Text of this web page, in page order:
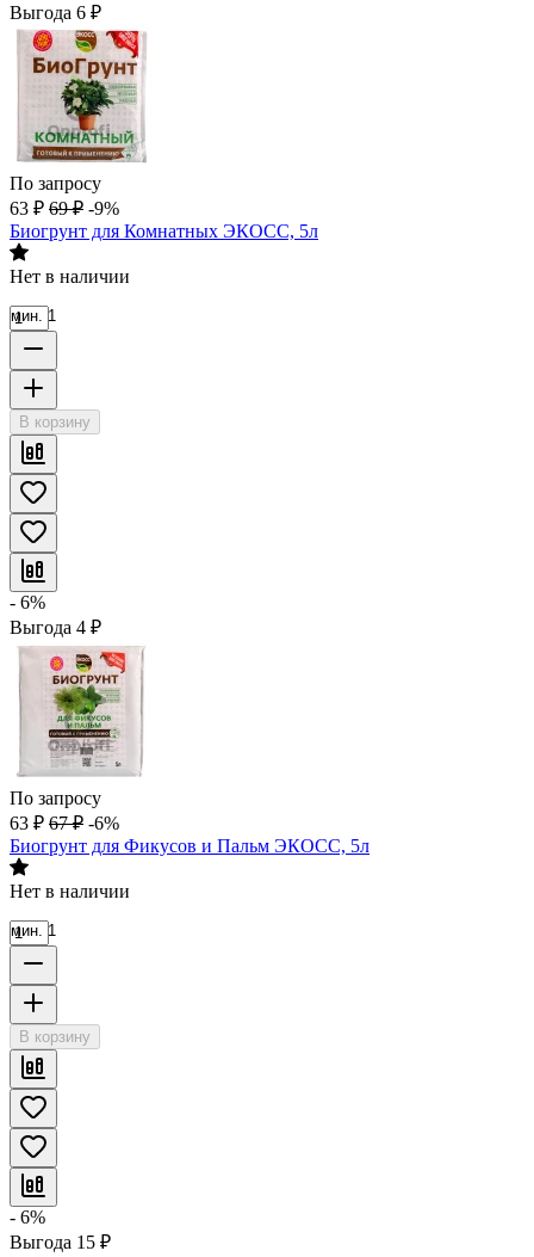
Выгода 6 ₽
По запросу
63 ₽ 69 ₽ -9%
Биогрунт для Комнатных ЭКОСС, 5л
Нет в наличии
мин. 1
В корзину
- 6%
Выгода 4 ₽
По запросу
63 ₽ 67 ₽ -6%
Биогрунт для Фикусов и Пальм ЭКОСС, 5л
Нет в наличии
мин. 1
В корзину
- 6%
Выгода 15 ₽